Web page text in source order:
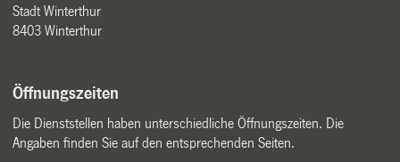
Stadt Winterthur
8403 Winterthur
Öffnungszeiten
Die Dienststellen haben unterschiedliche Öffnungszeiten. Die
Angaben finden Sie auf den entsprechenden Seiten.